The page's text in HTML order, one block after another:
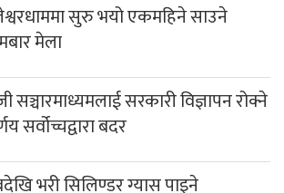
सुरु भयो एकमहिने साउने
मेला
सञ्चारमाध्यमलाई सरकारी विज्ञापन रोक्ने
सर्वोच्चद्वारा बदर
भरी सिलिण्डर ग्यास पाइने